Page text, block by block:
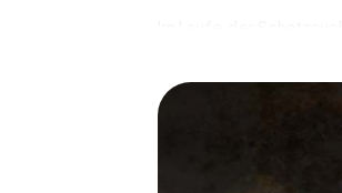
Im Laufe der